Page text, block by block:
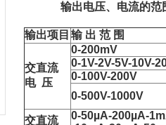
输出电压、电流的范围
输出项目 输 出 范 围
交直流
电 压
0-200mV
0-1V-2V-5V-10V-
0-100V-200V
0-500V-1000V
交直流
0-50µA-200µA-